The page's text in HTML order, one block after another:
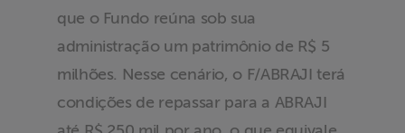
que o Fundo reúna sob sua
administração um patrimônio de R$ 5
milhões. Nesse cenário, o F/ABRAJI terá
condições de repassar para a ABRAJI